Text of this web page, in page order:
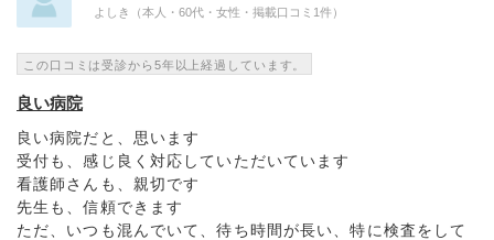
よしき（本人・60代・女性・掲載口コミ1件）
この口コミは受診から5年以上経過しています。
良い病院
良い病院だと、思います
受付も、感じ良く対応していただいています
看護師さんも、親切です
先生も、信頼できます
ただ、いつも混んでいて、待ち時間が長い、特に検査をして